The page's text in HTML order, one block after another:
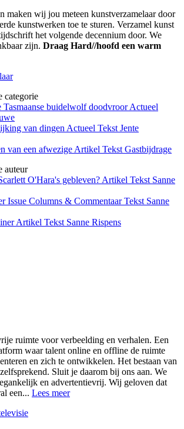
maken wij jou meteen kunstverzamelaar door
kunstwerken toe te sturen. Verzamel kunst
het volgende decennium door. We
zijn. Draag Hard//hoofd een warm
categorie
Tasmaanse buidelwolf doodvroor Actueel
van dingen Actueel Tekst Jente
van een afwezige Artikel Tekst Gastbijdrage
auteur
O'Hara's gebleven? Artikel Tekst Sanne
Issue Columns & Commentaar Tekst Sanne
Artikel Tekst Sanne Rispens
ruimte voor verbeelding en verhalen. Een
waar talent online en offline de ruimte
en zich te ontwikkelen. Het bestaan van
Sluit je daarom bij ons aan. We
en advertentievrij. Wij geloven dat
een... Lees meer